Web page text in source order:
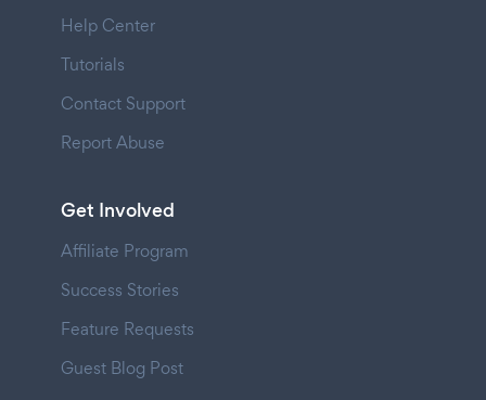
Help Center
Tutorials
Contact Support
Report Abuse
Get Involved
Affiliate Program
Success Stories
Feature Requests
Guest Blog Post